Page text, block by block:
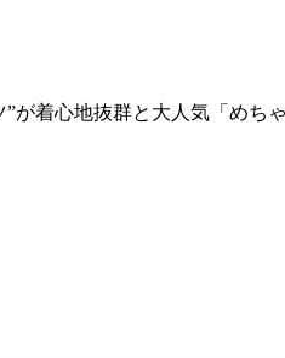
が着心地抜群と大人気「めち